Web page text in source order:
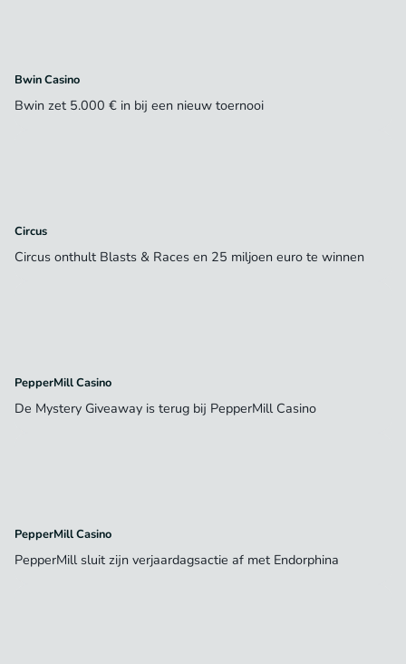
Bwin Casino
Bwin zet 5.000 € in bij een nieuw toernooi
Circus
Circus onthult Blasts & Races en 25 miljoen euro te winnen
PepperMill Casino
De Mystery Giveaway is terug bij PepperMill Casino
PepperMill Casino
PepperMill sluit zijn verjaardagsactie af met Endorphina